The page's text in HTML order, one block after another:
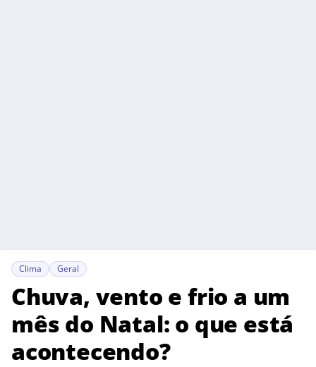
Clima Geral
Chuva, vento e frio a um
mês do Natal: o que está
acontecendo?